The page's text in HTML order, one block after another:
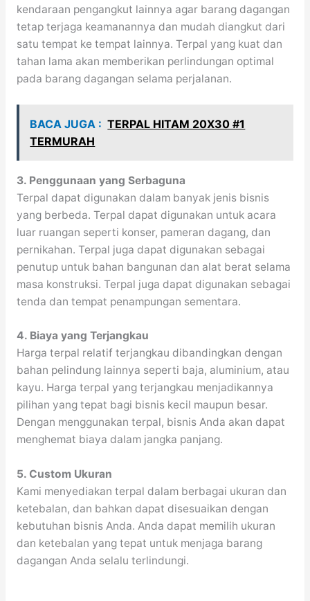
kendaraan pengangkut lainnya agar barang dagangan
tetap terjaga keamanannya dan mudah diangkut dari
satu tempat ke tempat lainnya. Terpal yang kuat dan
tahan lama akan memberikan perlindungan optimal
pada barang dagangan selama perjalanan.
BACA JUGA : TERPAL HITAM 20X30 #1
TERMURAH
3. Penggunaan yang Serbaguna
Terpal dapat digunakan dalam banyak jenis bisnis
yang berbeda. Terpal dapat digunakan untuk acara
luar ruangan seperti konser, pameran dagang, dan
pernikahan. Terpal juga dapat digunakan sebagai
penutup untuk bahan bangunan dan alat berat selama
masa konstruksi. Terpal juga dapat digunakan sebagai
tenda dan tempat penampungan sementara.
4. Biaya yang Terjangkau
Harga terpal relatif terjangkau dibandingkan dengan
bahan pelindung lainnya seperti baja, aluminium, atau
kayu. Harga terpal yang terjangkau menjadikannya
pilihan yang tepat bagi bisnis kecil maupun besar.
Dengan menggunakan terpal, bisnis Anda akan dapat
menghemat biaya dalam jangka panjang.
5. Custom Ukuran
Kami menyediakan terpal dalam berbagai ukuran dan
ketebalan, dan bahkan dapat disesuaikan dengan
kebutuhan bisnis Anda. Anda dapat memilih ukuran
dan ketebalan yang tepat untuk menjaga barang
dagangan Anda selalu terlindungi.